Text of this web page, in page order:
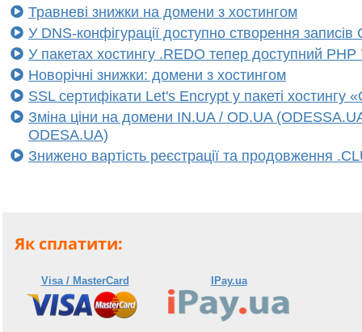
Травневі знижки на домени з хостингом
У DNS-конфігурації доступно створення записів
У пакетах хостингу .REDO тепер доступний PHP
Новорічні знижки: домени з хостингом
SSL сертифікати Let's Encrypt у пакеті хостингу
Зміна ціни на домени IN.UA / OD.UA
ODESA.UA)
Знижено вартість реєстрації та продовження
Як сплатити:
Visa / MasterCard IPay.ua